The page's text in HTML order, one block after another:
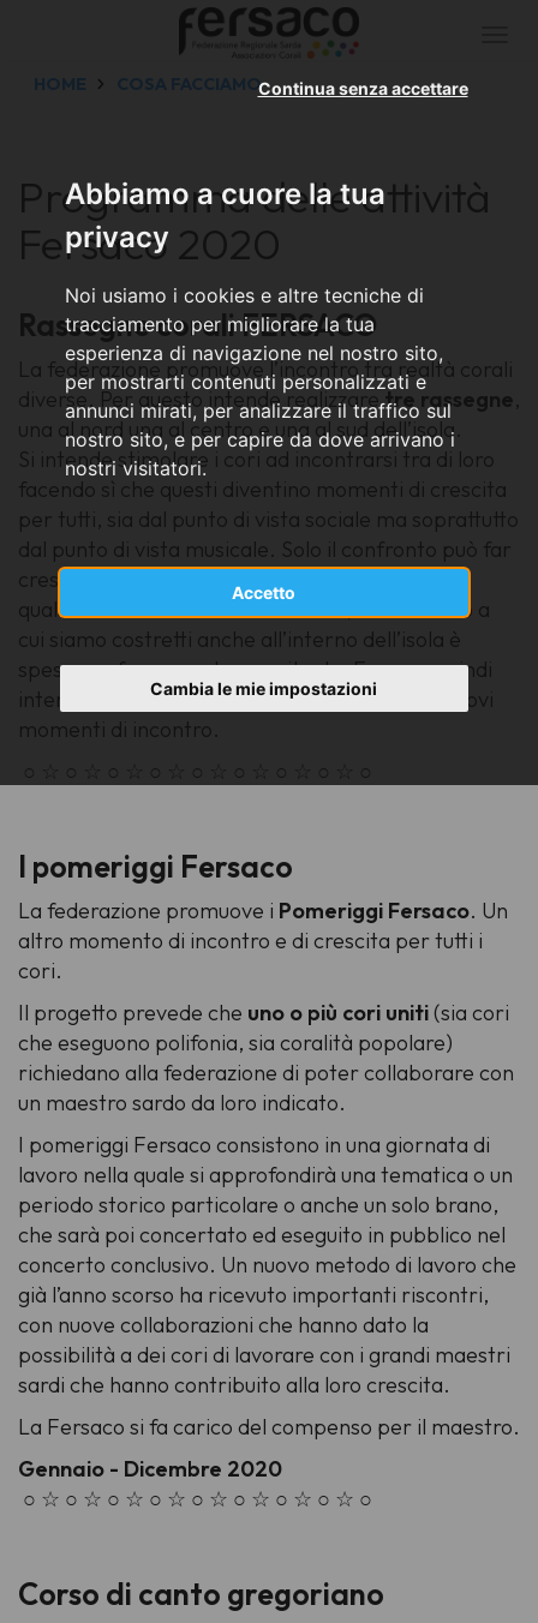
Abbiamo a cuore la tua
privacy
Noi usiamo i cookies e altre tecniche di
tracciamento per migliorare la tua
esperienza di navigazione nel nostro sito,
per mostrarti contenuti personalizzati e
annunci mirati, per analizzare il traffico sul
nostro sito, e per capire da dove arrivano i
nostri visitatori.
Accetto
Continua senza accettare
Cambia le mie impostazioni
HOME COSA FACCIAMO
Programma delle attività
Fersaco 2020
Rassegne corali FERSACO
La federazione promuove l’incontro tra realtà corali
diverse. Per questo intende realizzaretre rassegne,
una al nord una al centro e una al sud dell’isola.
Si intende stimolare i cori ad incontrarsi tra di loro
facendo sì che questi diventino momenti di crescita
per tutti, sia dal punto di vista sociale ma soprattutto
dal punto di vista musicale. Solo il confronto può far
crescere una piccola realtà corale dislocata in
qualsiasi zona del nostro territorio, l’isolamento a
cui siamo costretti anche all’interno dell’isola è
spesso un freno per la crescita. La Fersaco quindi
intende farsi parte attiva per la creazione di nuovi
momenti di incontro.
○ ☆ ○ ☆ ○ ☆ ○ ☆ ○ ☆ ○ ☆ ○ ☆ ○ ☆ ○
I pomeriggi Fersaco
La federazione promuove i Pomeriggi Fersaco. Un
altro momento di incontro e di crescita per tutti i
cori.
Il progetto prevede che uno o più cori uniti(sia cori
che eseguono polifonia, sia coralità popolare)
richiedano alla federazione di poter collaborare con
un maestro sardo da loro indicato.
I pomeriggi Fersaco consistono in una giornata di
lavoro nella quale si approfondirà una tematica o un
periodo storico particolare o anche un solo brano,
che sarà poi concertato ed eseguito in pubblico nel
concerto conclusivo. Un nuovo metodo di lavoro che
già l’anno scorso ha ricevuto importanti riscontri,
con nuove collaborazioni che hanno dato la
possibilità a dei cori di lavorare con i grandi maestri
sardi che hanno contribuito alla loro crescita.
La Fersaco si fa carico del compenso per il maestro.
Gennaio - Dicembre 2020
○ ☆ ○ ☆ ○ ☆ ○ ☆ ○ ☆ ○ ☆ ○ ☆ ○ ☆ ○
Corso di canto gregoriano